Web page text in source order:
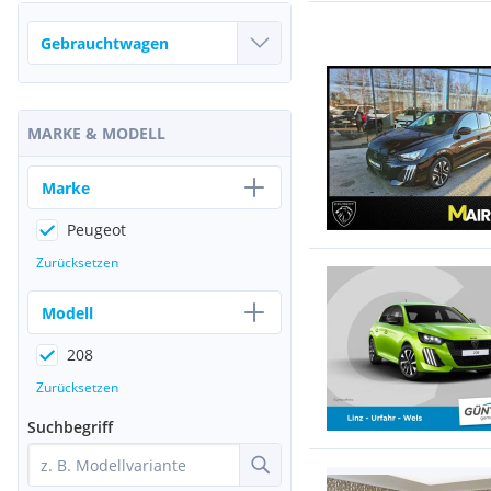
MARKE & MODELL
Marke
Peugeot
Zurücksetzen
Modell
208
Zurücksetzen
Suchbegriff